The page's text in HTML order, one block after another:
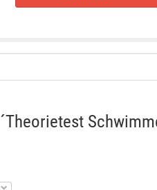
´Theorietest